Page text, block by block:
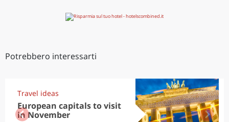
Potrebbero interessarti
Travel ideas
European capitals to visit
in November